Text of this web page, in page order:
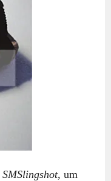
SMSlingshot, um